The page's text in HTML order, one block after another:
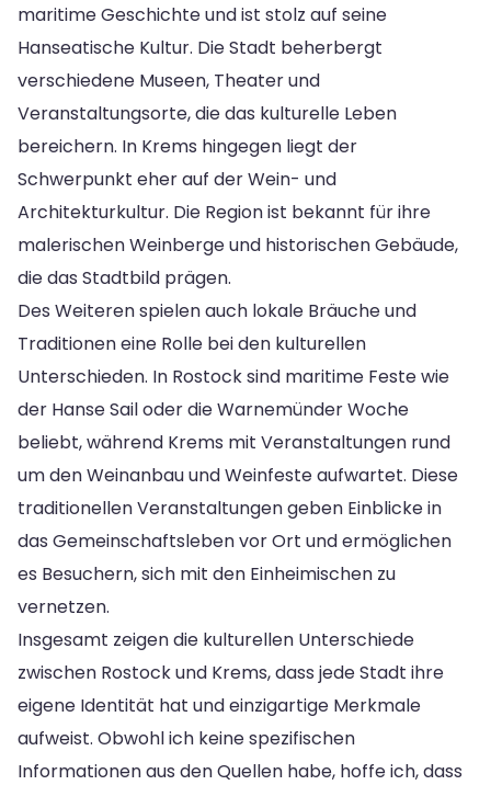
maritime Geschichte und ist stolz auf seine
Hanseatische Kultur. Die Stadt beherbergt
verschiedene Museen, Theater und
Veranstaltungsorte, die das kulturelle Leben
bereichern. In Krems hingegen liegt der
Schwerpunkt eher auf der Wein- und
Architekturkultur. Die Region ist bekannt für ihre
malerischen Weinberge und historischen Gebäude,
die das Stadtbild prägen.
Des Weiteren spielen auch lokale Bräuche und
Traditionen eine Rolle bei den kulturellen
Unterschieden. In Rostock sind maritime Feste wie
der Hanse Sail oder die Warnemünder Woche
beliebt, während Krems mit Veranstaltungen rund
um den Weinanbau und Weinfeste aufwartet. Diese
traditionellen Veranstaltungen geben Einblicke in
das Gemeinschaftsleben vor Ort und ermöglichen
es Besuchern, sich mit den Einheimischen zu
vernetzen.
Insgesamt zeigen die kulturellen Unterschiede
zwischen Rostock und Krems, dass jede Stadt ihre
eigene Identität hat und einzigartige Merkmale
aufweist. Obwohl ich keine spezifischen
Informationen aus den Quellen habe, hoffe ich, dass